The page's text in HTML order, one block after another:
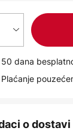
50 dana
Plaćanje
o dostavi